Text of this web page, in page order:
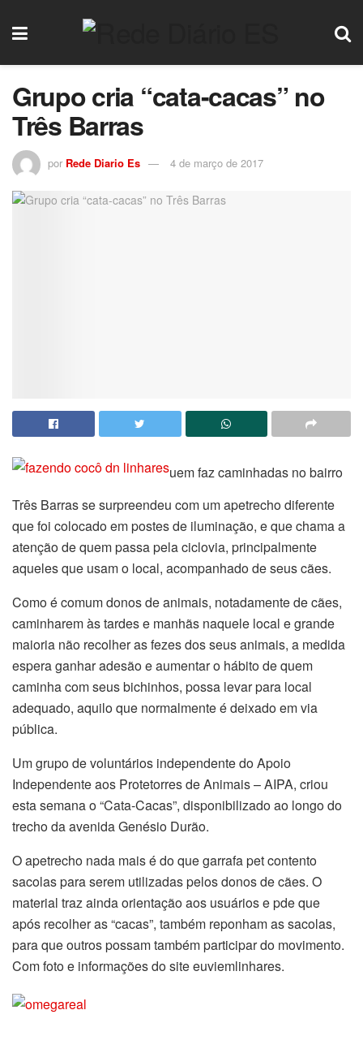
Grupo cria “cata-cacas” no
Três Barras
por Rede Diario Es 4 de março de 2017
uem faz caminhadas no bairro
Três Barras se surpreendeu com um apetrecho diferente
que foi colocado em postes de iluminação, e que chama a
atenção de quem passa pela ciclovia, principalmente
aqueles que usam o local, acompanhado de seus cães.
Como é comum donos de animais, notadamente de cães,
caminharem às tardes e manhãs naquele local e grande
maioria não recolher as fezes dos seus animais, a medida
espera ganhar adesão e aumentar o hábito de quem
caminha com seus bichinhos, possa levar para local
adequado, aquilo que normalmente é deixado em via
pública.
Um grupo de voluntários independente do Apoio
Independente aos Protetorres de Animais – AIPA, criou
esta semana o “Cata-Cacas”, disponibilizado ao longo do
trecho da avenida Genésio Durão.
O apetrecho nada mais é do que garrafa pet contento
sacolas para serem utilizadas pelos donos de cães. O
material traz ainda orientação aos usuários e pde que
após recolher as “cacas”, também reponham as sacolas,
para que outros possam também participar do movimento.
Com foto e informações do site euviemlinhares.